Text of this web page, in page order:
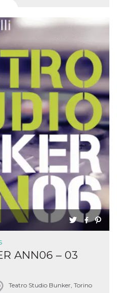
ANN06 – 03
Teatro Studio Bunker, Torino